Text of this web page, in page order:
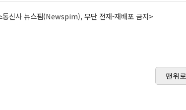
통신사 뉴스핌(Newspim), 무단 전재-재배포 금지>
맨위로